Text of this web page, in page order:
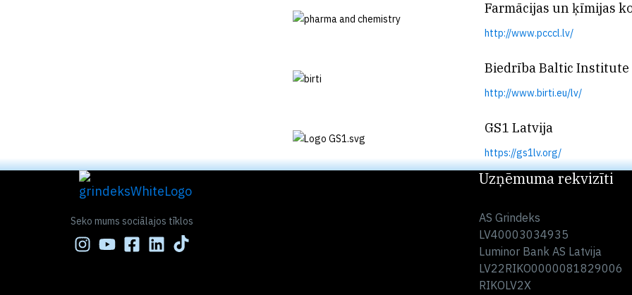
Farmācijas un ķīmijas
http://www.pcccl.lv/
Biedrība Baltic Institute
http://www.birti.eu/lv/
GS1 Latvija
https://gs1lv.org/
Seko mums sociālajos tīklos
Uzņēmuma rekvizīti
AS Grindeks
LV40003034935
Luminor Bank AS Latvija
LV22RIKO0000081829006
RIKOLV2X